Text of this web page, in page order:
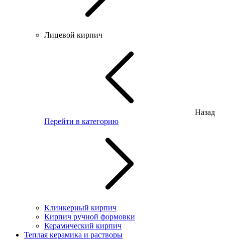
Лицевой кирпич
Назад
Перейти в категорию
Клинкерный кирпич
Кирпич ручной формовки
Керамический кирпич
Теплая керамика и растворы